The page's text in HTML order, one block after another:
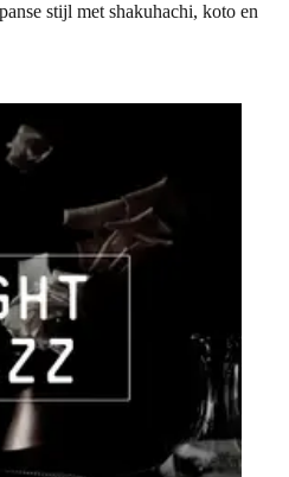
stijl met shakuhachi, koto en